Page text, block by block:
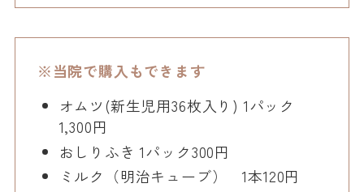
※当院で購入もできます
オムツ(新生児用36枚入り) 1パック
1,300円
おしりふき 1パック300円
ミルク（明治キューブ） 1本120円